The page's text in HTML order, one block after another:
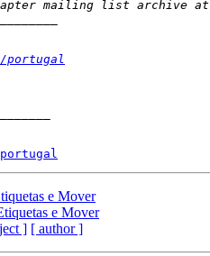
e Mover
e Mover
] [ author ]